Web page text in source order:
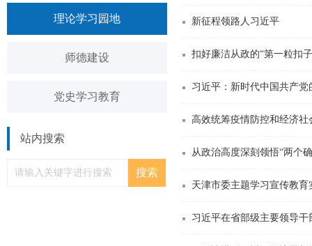
理论学习园地
师德建设
党史学习教育
站内搜索
新征程领路人习近平
扣好廉洁从政的“第一粒扣
习近平：新时代中国共产党
高效统筹疫情防控和经济
从政治高度深刻领悟“两个